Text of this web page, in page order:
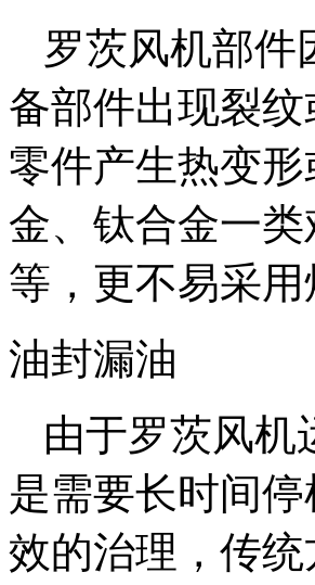
罗茨风机部件
备部件出现裂
零件产生热变
金、钛合金一
等，更不易采
油封漏油
由于罗茨风机
是需要长时间
效的治理，传